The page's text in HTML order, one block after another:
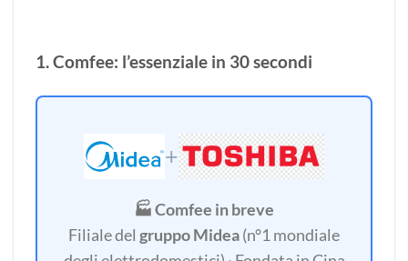
1. Comfee: l’essenziale in 30 secondi
+
🏭 Comfee in breve
Filiale del gruppo Midea(n°1 mondiale